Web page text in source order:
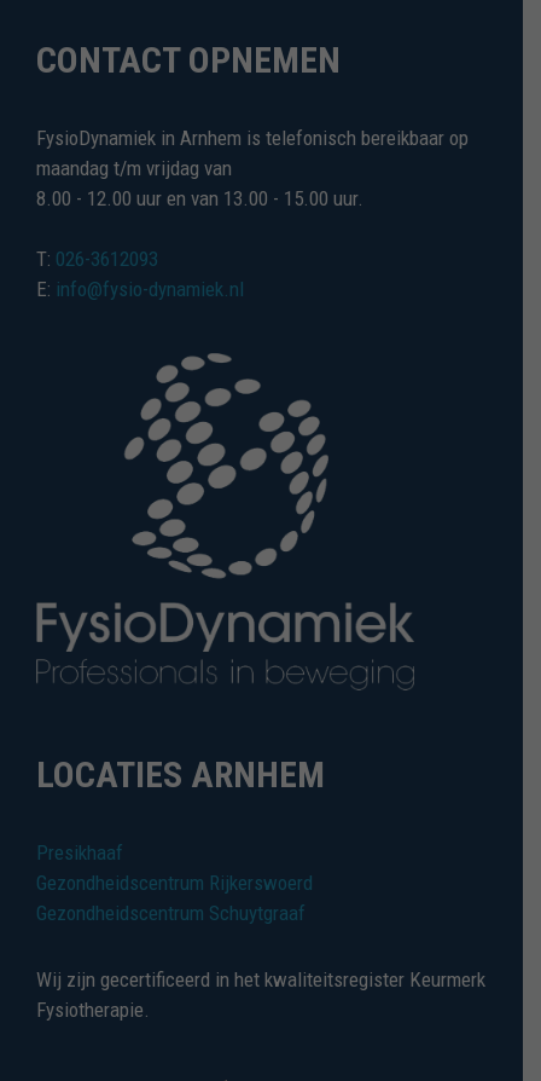
CONTACT OPNEMEN
FysioDynamiek in Arnhem is telefonisch bereikbaar op
maandag t/m vrijdag van
8.00 - 12.00 uur en van 13.00 - 15.00 uur.
T: 026-3612093
E: info@fysio-dynamiek.nl
LOCATIES ARNHEM
Presikhaaf
Gezondheidscentrum Rijkerswoerd
Gezondheidscentrum Schuytgraaf
Wij zijn gecertificeerd in het kwaliteitsregister Keurmerk
Fysiotherapie.